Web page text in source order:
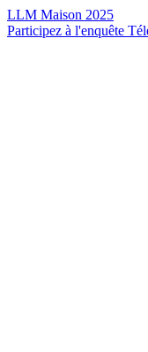
LLM Maison 2025
Participez à l'enquête